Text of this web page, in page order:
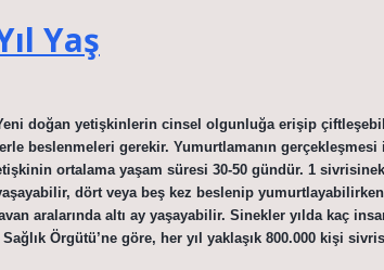
Yaş
doğan yetişkinlerin cinsel olgunluğa erişip
beslenmeleri gerekir. Yumurtlamanın gerçekleşmesi
ortalama yaşam süresi 30-50 gündür. 1
dört veya beş kez beslenip
aralarında altı ay yaşayabilir. Sinekler yılda kaç
Örgütü’ne göre, her yıl yaklaşık 800.000 kişi